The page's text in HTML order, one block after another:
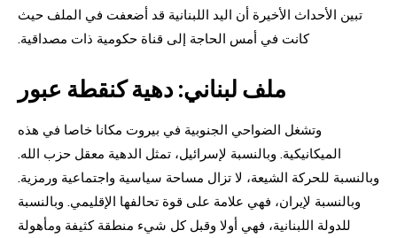
تبين الأحداث الأخيرة أن اليد اللبنانية قد أضعفت في الملف حيث
كانت في أمس الحاجة إلى قناة حكومية ذات مصداقية.
ملف لبناني: دهية كنقطة عبور
وتشغل الضواحي الجنوبية في بيروت مكانا خاصا في هذه
الميكانيكية. وبالنسبة لإسرائيل، تمثل الدهية معقل حزب الله.
وبالنسبة للحركة الشيعة، لا تزال مساحة سياسية واجتماعية ورمزية.
وبالنسبة لإيران، فهي علامة على قوة تحالفها الإقليمي. وبالنسبة
للدولة اللبنانية، فهي أولا وقبل كل شيء منطقة كثيفة ومأهولة